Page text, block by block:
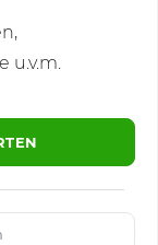
u.v.m.
Speichern